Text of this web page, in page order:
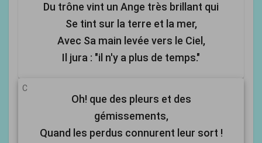
Du trône vint un Ange très brillant qui
Se tint sur la terre et la mer,
Avec Sa main levée vers le Ciel,
Il jura : "il n'y a plus de temps."
C
Oh! que des pleurs et des
gémissements,
Quand les perdus connurent leur sort !